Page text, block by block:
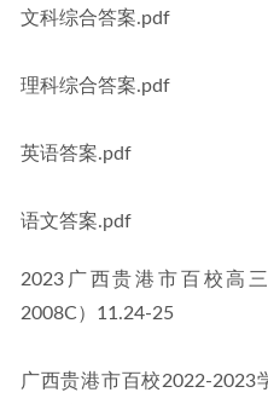
文科综合答案.pdf
理科综合答案.pdf
英语答案.pdf
语文答案.pdf
2023广西贵港市百校高
2008C）11.24-25
广西贵港市百校2022-2023